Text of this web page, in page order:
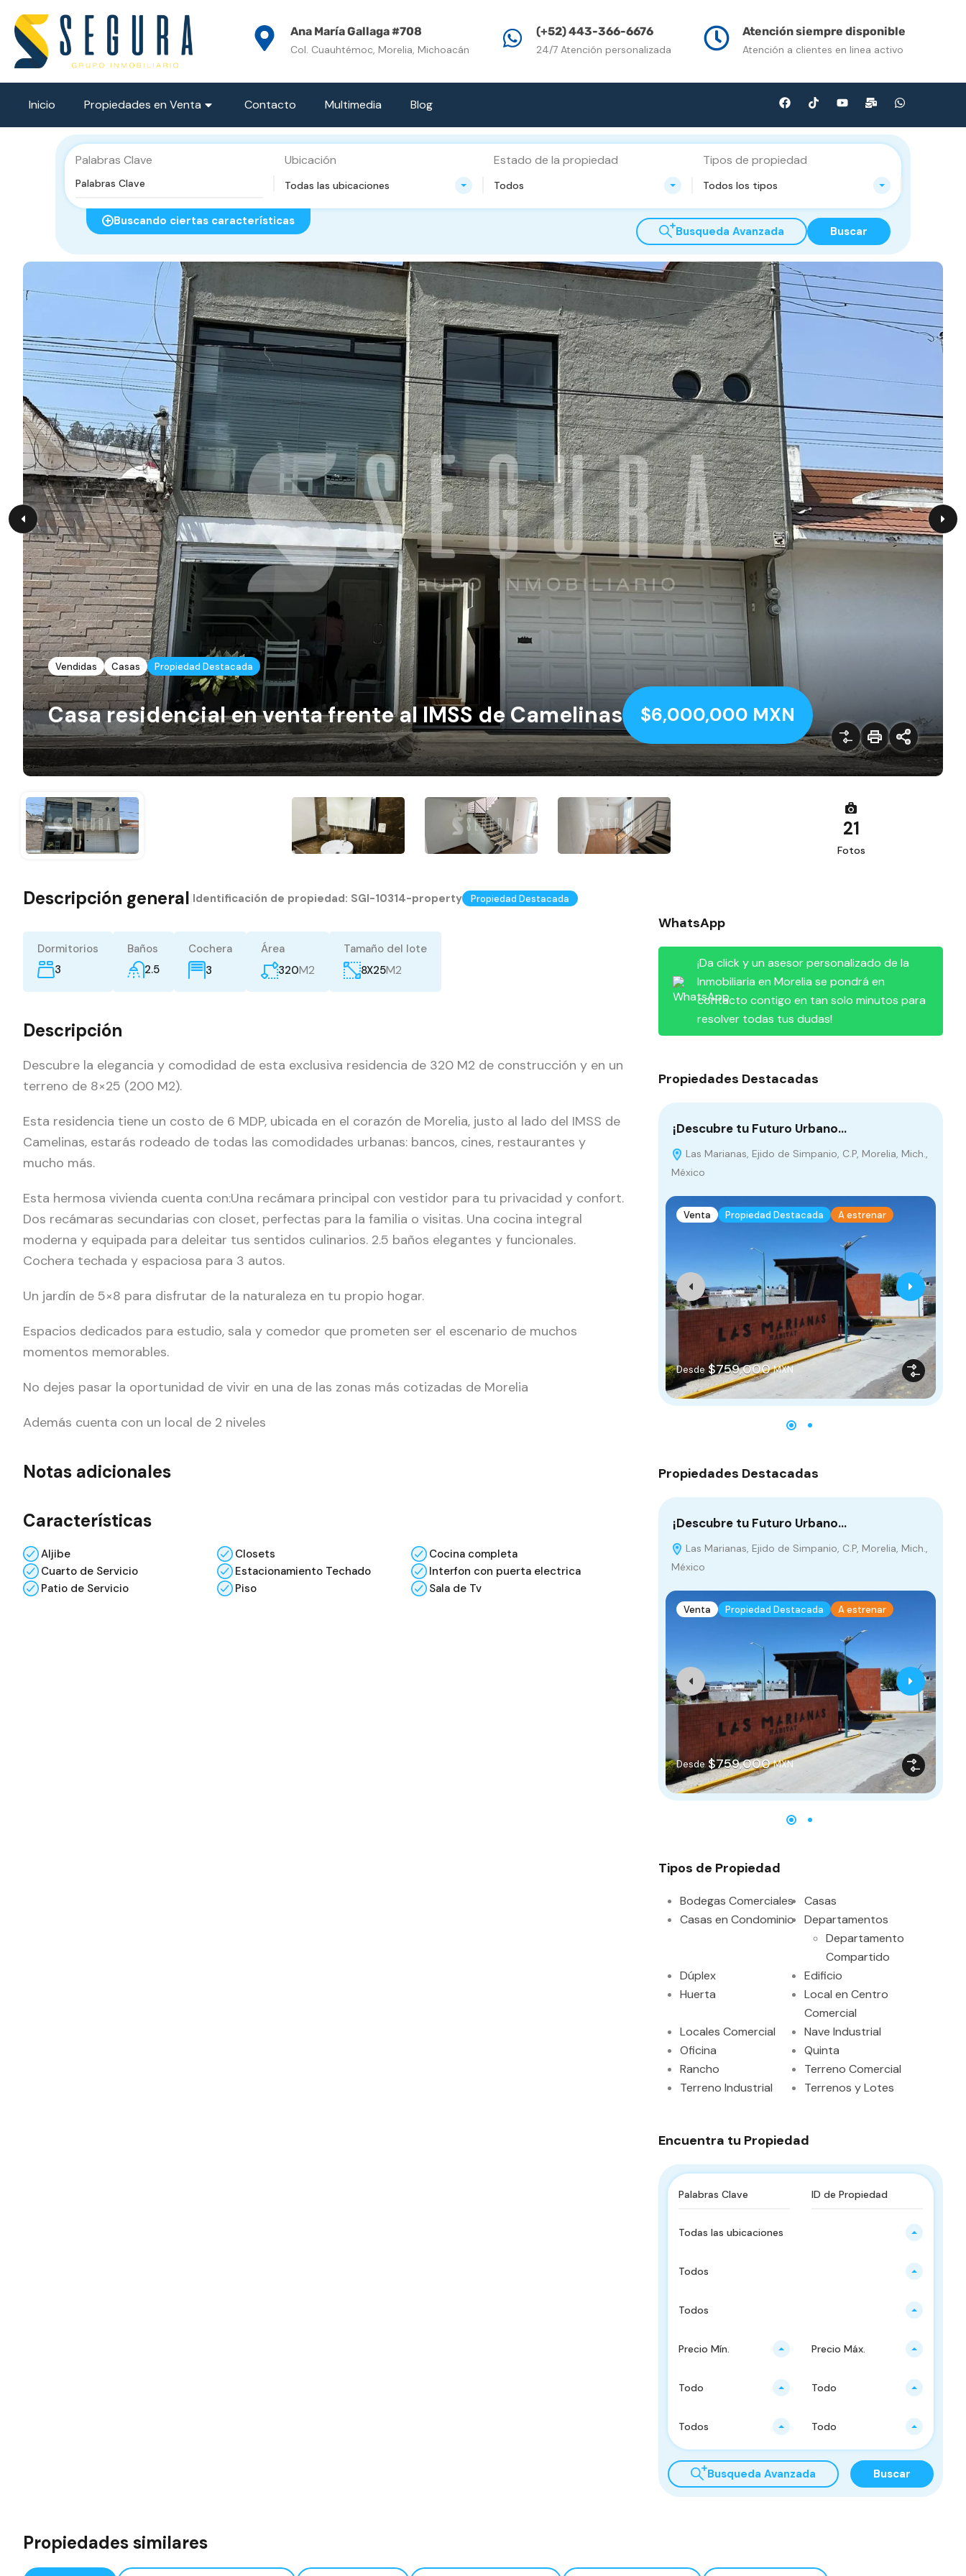
Propiedades en Venta Contacto Multimedia
Ana María Gallaga #708
Col. Cuauhtémoc, Morelia, Michoacán
(+52) 443-366-6676
24/7 Atención personalizada
Atención siempre disponible
Atención a clientes en linea activo
Inicio Propiedades en Venta Contacto Multimedia Blog
Palabras Clave Ubicación
Todas las ubicaciones
Estado de la propiedad
Todos
Tipos de propiedad
Todos los tipos
Buscando ciertas características
Busqueda Avanzada Buscar
Vendidas Casas Propiedad Destacada
Casa residencial en venta frente al IMSS de Camelinas $6,000,000 MXN
21
Fotos
Descripción general Identificación de propiedad: SGI-10314-property Propiedad Destacada
Dormitorios
3
Baños
2.5
Cochera
3
Área
320M2
Tamaño del lote
8X25M2
Descripción
Descubre la elegancia y comodidad de esta exclusiva residencia de 320 M2 de construcción y en un
terreno de 8×25 (200 M2).
Esta residencia tiene un costo de 6 MDP, ubicada en el corazón de Morelia, justo al lado del IMSS de
Camelinas, estarás rodeado de todas las comodidades urbanas: bancos, cines, restaurantes y
mucho más.
Esta hermosa vivienda cuenta con:Una recámara principal con vestidor para tu privacidad y confort.
Dos recámaras secundarias con closet, perfectas para la familia o visitas. Una cocina integral
moderna y equipada para deleitar tus sentidos culinarios. 2.5 baños elegantes y funcionales.
Cochera techada y espaciosa para 3 autos.
Un jardín de 5×8 para disfrutar de la naturaleza en tu propio hogar.
Espacios dedicados para estudio, sala y comedor que prometen ser el escenario de muchos
momentos memorables.
No dejes pasar la oportunidad de vivir en una de las zonas más cotizadas de Morelia
Además cuenta con un local de 2 niveles
Notas adicionales
Características
Aljibe Closets
Cocina completa
Cuarto de Servicio
Estacionamiento Techado
Interfon con puerta electrica
Patio de Servicio
Piso Sala de Tv
WhatsApp
¡Da click y un asesor personalizado de la
Inmobiliaria en Morelia se pondrá en
contacto contigo en tan solo minutos para
resolver todas tus dudas!
Propiedades Destacadas
¡Descubre tu Futuro Urbano…
Las Marianas, Ejido de Simpanio, C.P, Morelia, Mich.,
México
Venta Propiedad Destacada A estrenar
Desde $759,000 MXN
Propiedades Destacadas
¡Descubre tu Futuro Urbano…
Las Marianas, Ejido de Simpanio, C.P, Morelia, Mich.,
México
Venta Propiedad Destacada A estrenar
Desde $759,000 MXN
Tipos de Propiedad
Bodegas Comerciales
Casas
Casas en Condominio
Departamentos
Departamento
Compartido
Dúplex
Edificio
Huerta
Local en Centro
Comercial
Locales Comercial
Nave Industrial
Oficina
Quinta
Rancho
Terreno Comercial
Terreno Industrial
Terrenos y Lotes
Encuentra tu Propiedad
Todas las ubicaciones
Todos
Todos
Precio Mín. Precio Máx.
Todo Todo
Todos Todo
Busqueda Avanzada Buscar
Propiedades similares